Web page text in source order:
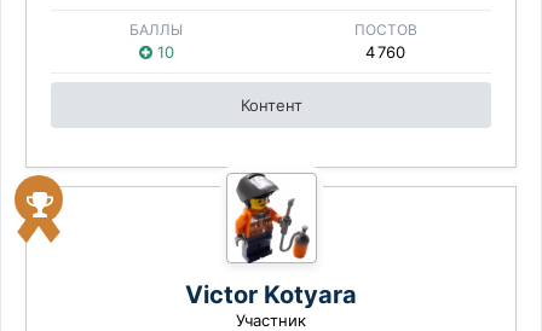
БАЛЛЫ
10
ПОСТОВ
4 760
Контент
Victor Kotyara
Участник